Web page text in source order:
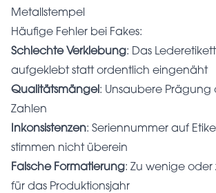
Metallstempel
Häufige Fehler bei Fakes:
Schlechte Verklebung: Das
aufgeklebt statt ordentlich eingenäht
Qualitätsmängel: Unsaubere Prägung
Zahlen
Inkonsistenzen: Seriennummer auf
stimmen nicht überein
Falsche Formatierung: Zu wenige oder
für das Produktionsjahr